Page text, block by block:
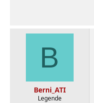
B
Berni_ATI
Legende